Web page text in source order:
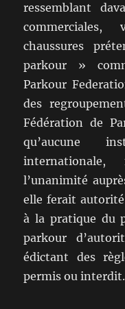
ressemblant
chaussures
parkour »
Parkour
des
Fédération de
qu’aucune
l’unanimité
elle ferait
à la pratique du
parkour
édictant des
permis ou interdit.